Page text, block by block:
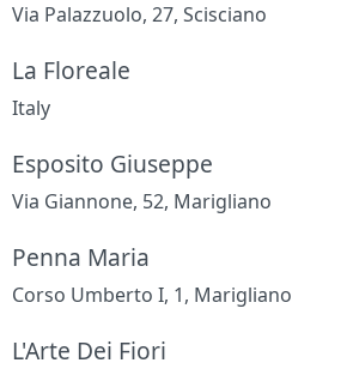
Via Palazzuolo, 27, Scisciano
La Floreale
Italy
Esposito Giuseppe
Via Giannone, 52, Marigliano
Penna Maria
Corso Umberto I, 1, Marigliano
L'Arte Dei Fiori